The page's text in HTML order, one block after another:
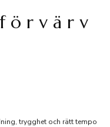
ö r v ä r v
trygghet och rätt tempo